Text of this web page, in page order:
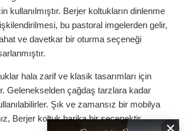
kullanılmıştır. Berjer koltukların dinlenme
bu pastoral imgelerden gelir,
ve davetkar bir oturma seçeneği
hala zarif ve klasik tasarımları için
Gelenekselden çağdaş tarzlara kadar
Şık ve zamansız bir mobilya
Berjer koltuk harika bir seçenektir.